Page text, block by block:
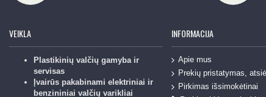
VEIKLA
Plastikinių valčių gamyba ir
servisas
Įvairūs pakabinami elektriniai ir
benzininiai valčių varikliai
INFORMACIJA
Apie mus
Prekių pristatymas,
Pirkimas išsimokėtinai